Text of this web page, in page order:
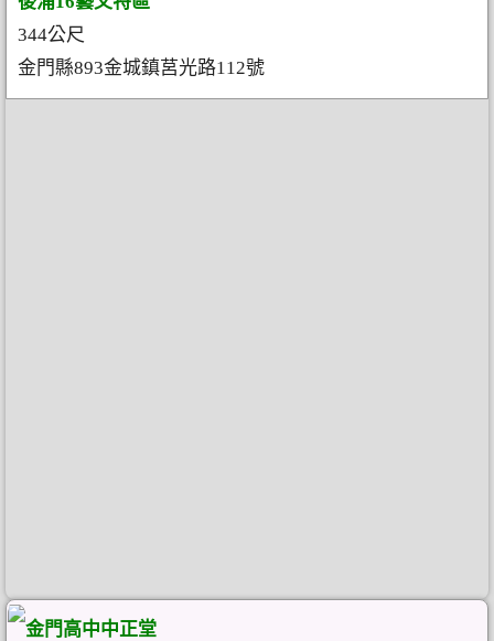
344公尺
金門縣893金城鎮莒光路112號
金門高中中正堂